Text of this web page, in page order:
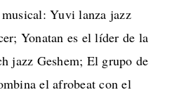
Yuvi lanza jazz
Yonatan es el líder de la
jazz Geshem; El grupo de
el afrobeat con el